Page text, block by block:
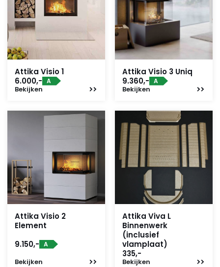
Attika Visio 1
6.000,- A
Bekijken
Attika Visio 3 Uniq
9.360,- A
Bekijken
Attika Visio 2
Element
9.150,- A
Bekijken
Attika Viva L
Binnenwerk
(inclusief
vlamplaat)
335,-
Bekijken